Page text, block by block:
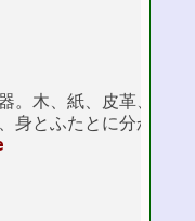
。木、紙、皮革、金属
身とふたとに分かれる